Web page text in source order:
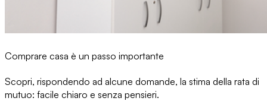
Comprare casa è un passo importante
Scopri, rispondendo ad alcune domande, la stima della rata di
mutuo: facile chiaro e senza pensieri.